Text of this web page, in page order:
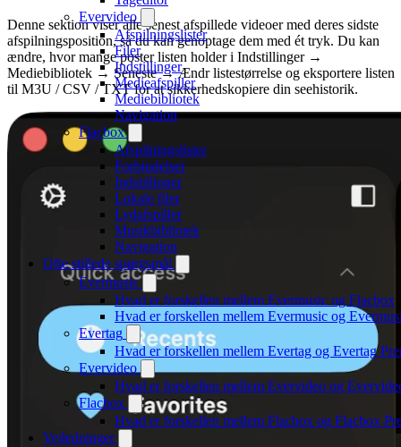
Evervideo
Afspilningslister
Filer
Indstillinger
Medieafspiller
Mediebibliotek
Navigation
Flacbox
Afspilningslister
Forbindelser
Indstillinger
Lokale filer
Lydafspiller
Musikbibliotek
Navigation
Ofte stillede spørgsmål
Evermusic
Hvad er forskellen mellem Evermusic og Flacbox
Hvad er forskellen mellem Evermusic og
Evertag
Hvad er forskellen mellem Evertag og Evertag
Evervideo
Hvad er forskellen mellem Evervideo og
Flacbox
Hvad er forskellen mellem Flacbox og Flacbox
Vejledninger
Denne sektion viser alle senest afspillede videoer med deres sidste
afspilningsposition, så du kan genoptage dem med ét tryk. Du kan
ændre, hvor mange poster listen holder i Indstillinger →
Mediebibliotek → Seneste → Ændr listestørrelse og eksportere listen
til M3U / CSV / TXT for at sikkerhedskopiere din seehistorik.